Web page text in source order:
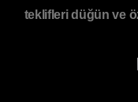
teklifleri düğün ve